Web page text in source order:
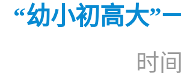
“幼小初高大”
时